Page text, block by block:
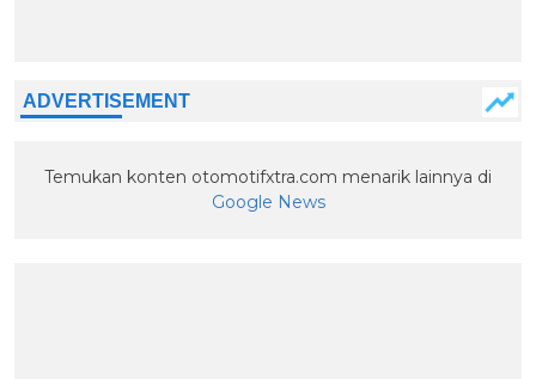
Temukan konten otomotifxtra.com menarik lainnya di
Google News